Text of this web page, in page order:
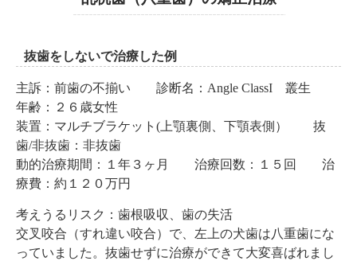
抜歯をしないで治療した例
主訴：前歯の不揃い 診断名：Angle ClassI 叢生
年齢：２６歳女性
装置：マルチブラケット(上顎裏側、下顎表側） 抜
歯/非抜歯：非抜歯
動的治療期間：１年３ヶ月 治療回数：１５回 治
療費：約１２０万円
考えうるリスク：歯根吸収、歯の失活
交叉咬合（すれ違い咬合）で、左上の犬歯は八重歯にな
っていました。抜歯せずに治療ができて大変喜ばれまし